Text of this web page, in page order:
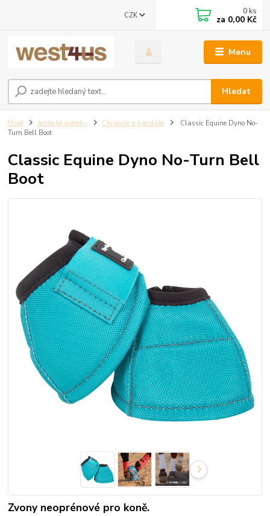
Menu
CZK
Hledat
0 ks
za 0,00 Kč
Úvod Jezdecké potřeby Chrániče a bandáže
Classic Equine Dyno No-
Turn Bell Boot
Classic Equine Dyno No-Turn Bell
Boot
Zvony neoprénové pro koně.